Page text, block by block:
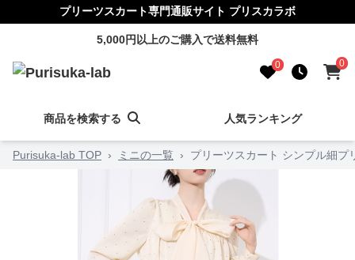
プリーツスカート専門通販サイト プリスカラボ
5,000円以上のご購入で送料無料
0 0
商品を検索する 人気ランキング
Purisuka-lab TOP › ミニの一覧 › プリーツスカート シンプル細プ